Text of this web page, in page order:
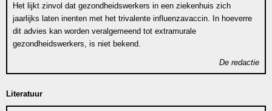
Het lijkt zinvol dat gezondheidswerkers in een ziekenhuis zich
jaarlijks laten inenten met het trivalente influenzavaccin. In hoeverre
dit advies kan worden veralgemeend tot extramurale
gezondheidswerkers, is niet bekend.
De redactie
Literatuur